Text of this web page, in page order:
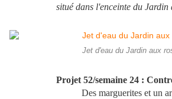
situé dans l'enceinte du Jardin
Jet d'eau du Jardin aux
Projet 52/semaine 24 :
Des marguerites et un